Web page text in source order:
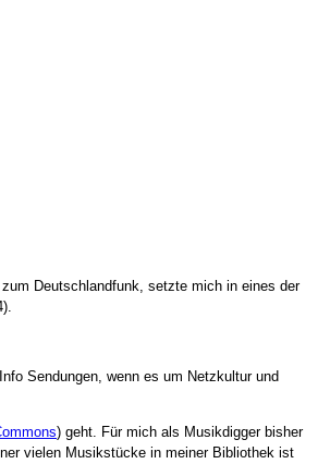
Deutschlandfunk, setzte mich in eines der
Sendungen, wenn es um Netzkultur und
) geht. Für mich als Musikdigger bisher
vielen Musikstücke in meiner Bibliothek ist